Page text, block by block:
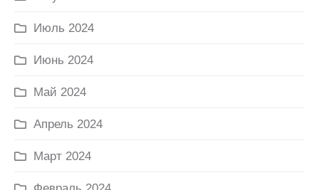
Июль 2024
Июнь 2024
Май 2024
Апрель 2024
Март 2024